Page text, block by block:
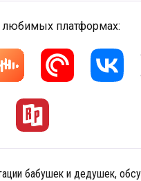
любимых платформах:
бабушек и дедушек,